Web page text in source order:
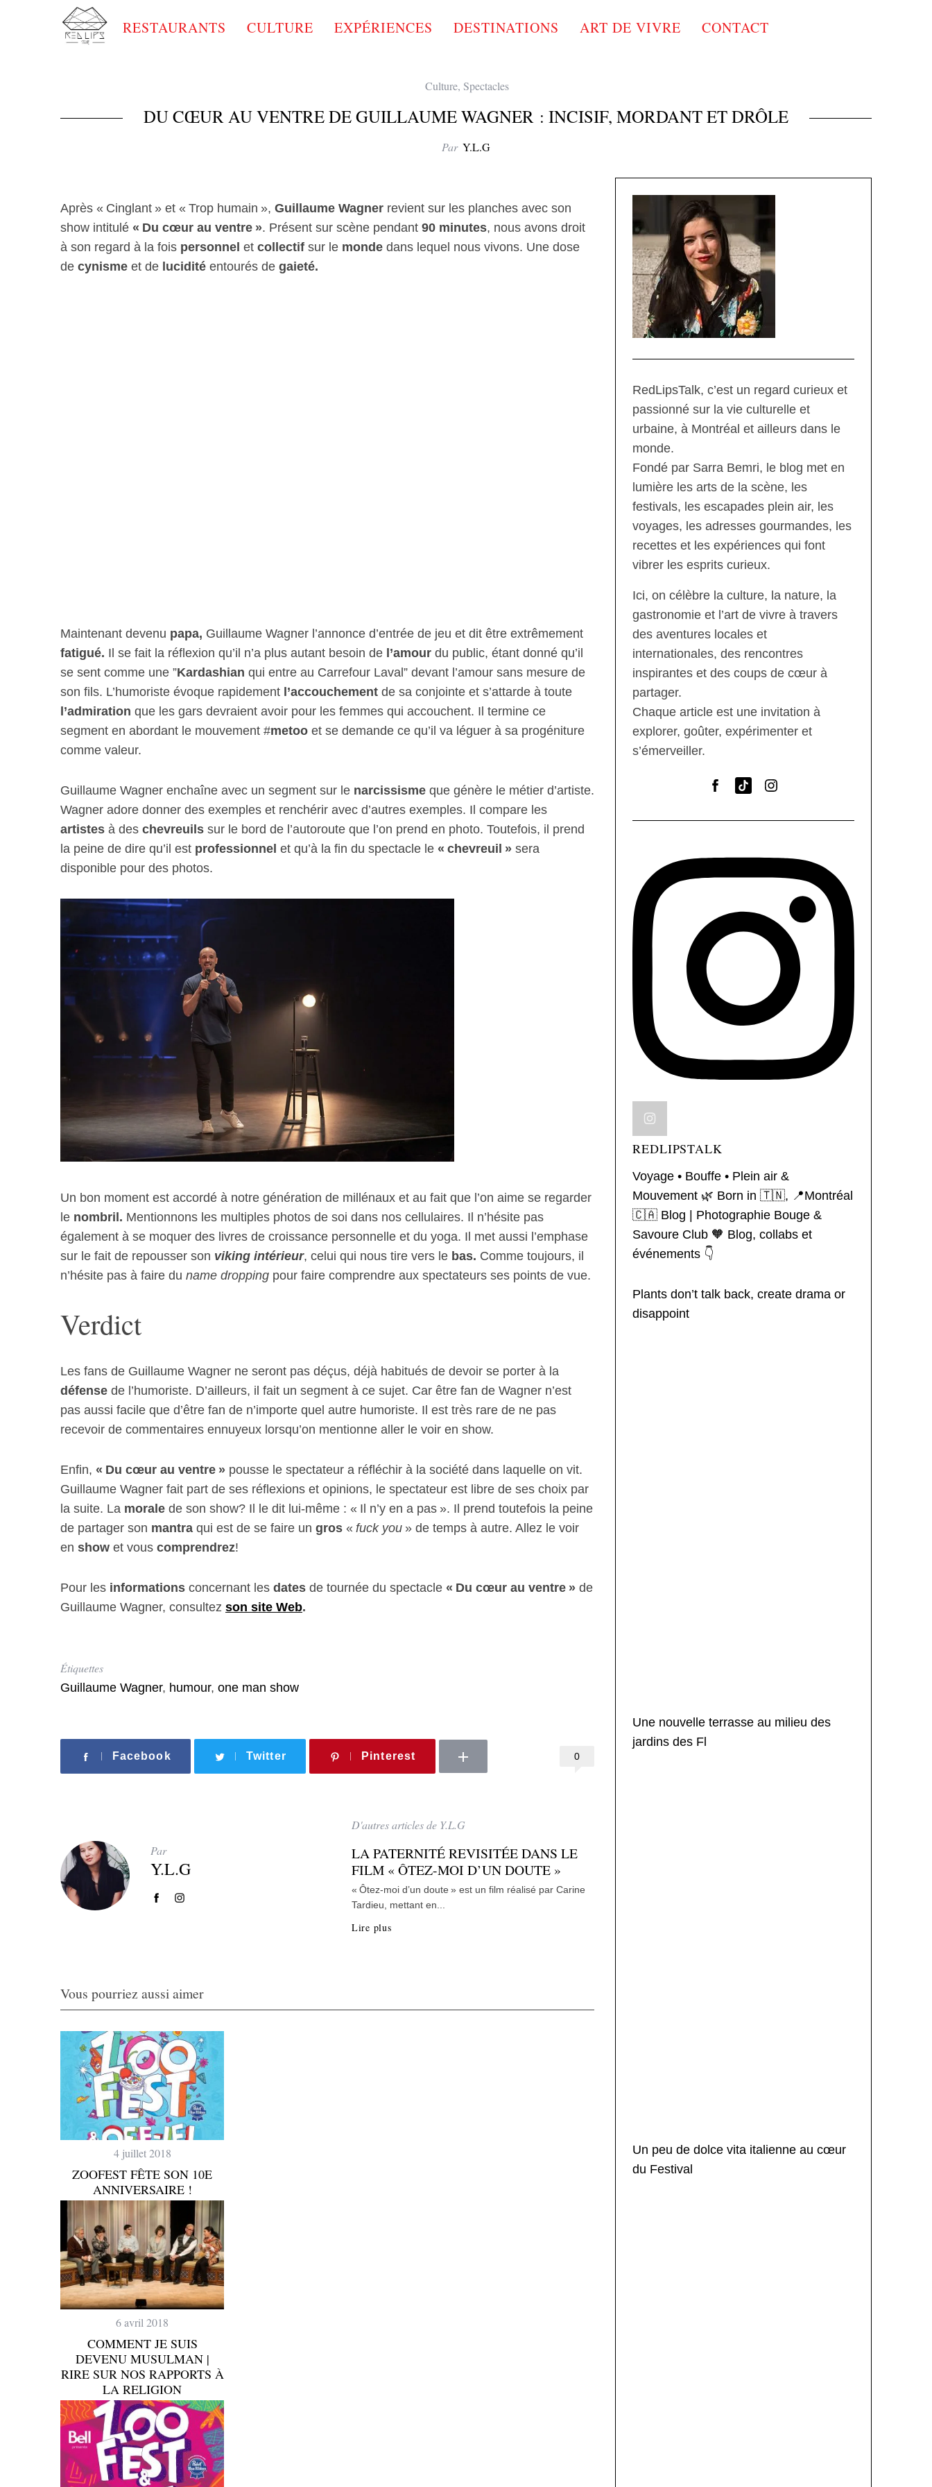
RESTAURANTS CULTURE EXPÉRIENCES DESTINATIONS ART DE VIVRE CONTACT
Culture, Spectacles
DU CŒUR AU VENTRE DE GUILLAUME WAGNER : INCISIF, MORDANT ET DRÔLE
Par Y.L.G
Après « Cinglant » et « Trop humain », Guillaume Wagner revient sur les planches avec son
show intitulé « Du cœur au ventre ». Présent sur scène pendant 90 minutes, nous avons droit
à son regard à la fois personnel et collectif sur le monde dans lequel nous vivons. Une dose
de cynisme et de lucidité entourés de gaieté.
Maintenant devenu papa, Guillaume Wagner l’annonce d’entrée de jeu et dit être extrêmement
fatigué. Il se fait la réflexion qu’il n’a plus autant besoin de l’amour du public, étant donné qu’il
se sent comme une ”Kardashian qui entre au Carrefour Laval” devant l’amour sans mesure de
son fils. L’humoriste évoque rapidement l’accouchement de sa conjointe et s’attarde à toute
l’admiration que les gars devraient avoir pour les femmes qui accouchent. Il termine ce
segment en abordant le mouvement #metoo et se demande ce qu’il va léguer à sa progéniture
comme valeur.
Guillaume Wagner enchaîne avec un segment sur le narcissisme que génère le métier d’artiste.
Wagner adore donner des exemples et renchérir avec d’autres exemples. Il compare les
artistes à des chevreuils sur le bord de l’autoroute que l’on prend en photo. Toutefois, il prend
la peine de dire qu’il est professionnel et qu’à la fin du spectacle le « chevreuil » sera
disponible pour des photos.
Un bon moment est accordé à notre génération de millénaux et au fait que l’on aime se regarder
le nombril. Mentionnons les multiples photos de soi dans nos cellulaires. Il n’hésite pas
également à se moquer des livres de croissance personnelle et du yoga. Il met aussi l’emphase
sur le fait de repousser son viking intérieur, celui qui nous tire vers le bas. Comme toujours, il
n’hésite pas à faire du name dropping pour faire comprendre aux spectateurs ses points de vue.
Verdict
Les fans de Guillaume Wagner ne seront pas déçus, déjà habitués de devoir se porter à la
défense de l’humoriste. D’ailleurs, il fait un segment à ce sujet. Car être fan de Wagner n’est
pas aussi facile que d’être fan de n’importe quel autre humoriste. Il est très rare de ne pas
recevoir de commentaires ennuyeux lorsqu’on mentionne aller le voir en show.
Enfin, « Du cœur au ventre » pousse le spectateur a réfléchir à la société dans laquelle on vit.
Guillaume Wagner fait part de ses réflexions et opinions, le spectateur est libre de ses choix par
la suite. La morale de son show? Il le dit lui-même : « Il n’y en a pas ». Il prend toutefois la peine
de partager son mantra qui est de se faire un gros « fuck you » de temps à autre. Allez le voir
en show et vous comprendrez!
Pour les informations concernant les dates de tournée du spectacle « Du cœur au ventre » de
Guillaume Wagner, consultez son site Web.
Étiquettes
Guillaume Wagner, humour, one man show
0
Facebook Twitter Pinterest
Par
Y.L.G
D'autres articles de Y.L.G
LA PATERNITÉ REVISITÉE DANS LE
FILM « ÔTEZ-MOI D’UN DOUTE »
« Ôtez-moi d’un doute » est un film réalisé par Carine
Tardieu, mettant en...
Lire plus
Vous pourriez aussi aimer
4 juillet 2018
ZOOFEST FÊTE SON 10E
ANNIVERSAIRE !
6 avril 2018
COMMENT JE SUIS
DEVENU MUSULMAN |
RIRE SUR NOS RAPPORTS À
LA RELIGION
RedLipsTalk, c’est un regard curieux et
passionné sur la vie culturelle et
urbaine, à Montréal et ailleurs dans le
monde.
Fondé par Sarra Bemri, le blog met en
lumière les arts de la scène, les
festivals, les escapades plein air, les
voyages, les adresses gourmandes, les
recettes et les expériences qui font
vibrer les esprits curieux.
Ici, on célèbre la culture, la nature, la
gastronomie et l’art de vivre à travers
des aventures locales et
internationales, des rencontres
inspirantes et des coups de cœur à
partager.
Chaque article est une invitation à
explorer, goûter, expérimenter et
s’émerveiller.
REDLIPSTALK
Voyage • Bouffe • Plein air &
Mouvement 🌿 Born in 🇹🇳, 📍Montréal
🇨🇦 Blog | Photographie Bouge &
Savoure Club 🧡 Blog, collabs et
événements 👇
Plants don’t talk back, create drama or
disappoint
Une nouvelle terrasse au milieu des
jardins des Fl
Un peu de dolce vita italienne au cœur
du Festival